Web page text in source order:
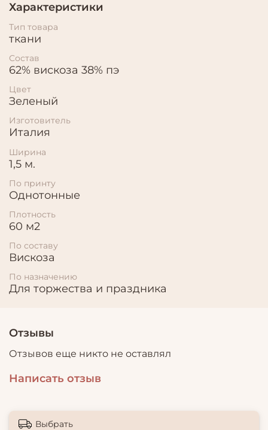
Характеристики
Тип товара
ткани
Состав
62% вискоза 38% пэ
Цвет
Зеленый
Изготовитель
Италия
Ширина
1,5 м.
По принту
Однотонные
Плотность
60 м2
По составу
Вискоза
По назначению
Для торжества и праздника
Отзывы
Отзывов еще никто не оставлял
Написать отзыв
Выбрать